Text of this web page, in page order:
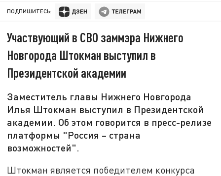
ПОДПИШИТЕСЬ:
Участвующий в СВО заммэра Нижнего
Новгорода Штокман выступил в
Президентской академии
Заместитель главы Нижнего Новгорода
Илья Штокман выступил в Президентской
академии. Об этом говорится в пресс-релизе
платформы "Россия – страна
возможностей".
Штокман является победителем конкурса